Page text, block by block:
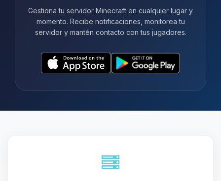
Gestiona tu servidor Minecraft en cualquier lugar y
momento. Recibe notificaciones, monitorea tu
servidor y mantén contacto con tus jugadores.